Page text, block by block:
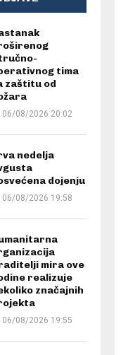
tima
zaštitu od
06/08/2026 20:02
nedelja
dojenju
06/08/2026 19:58
mira ove
realizuje
značajnih
06/08/2026 19:55